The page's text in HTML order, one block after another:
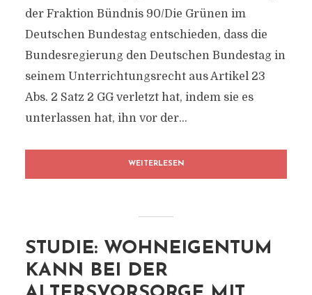
der Fraktion Bündnis 90/Die Grünen im
Deutschen Bundestag entschieden, dass die
Bundesregierung den Deutschen Bundestag in
seinem Unterrichtungsrecht aus Artikel 23
Abs. 2 Satz 2 GG verletzt hat, indem sie es
unterlassen hat, ihn vor der...
WEITERLESEN
STUDIE: WOHNEIGENTUM
KANN BEI DER